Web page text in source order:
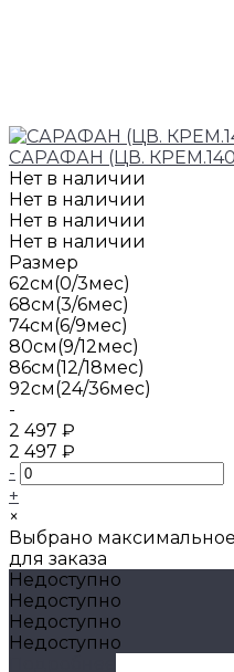
САРАФАН (ЦВ.
Нет в наличии
Нет в наличии
Нет в наличии
Нет в наличии
Размер
62см(0/3мес)
68см(3/6мес)
74см(6/9мес)
80см(9/12мес)
86см(12/18мес)
92см(24/36мес)
-
2 497 ₽
2 497 ₽
-
+
×
Выбрано
для заказа
Недоступно
Недоступно
Недоступно
Недоступно